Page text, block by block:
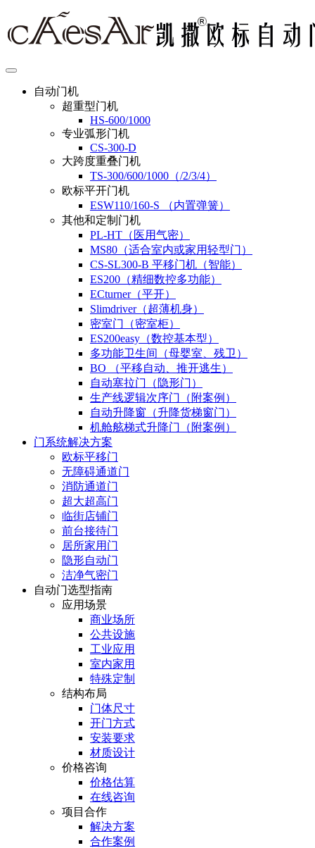
自动门机
超重型门机
HS-600/1000
专业弧形门机
CS-300-D
大跨度重叠门机
TS-300/600/1000（/2/3/4）
欧标平开门机
ESW110/160-S （内置弹簧）
其他和定制门机
PL-HT（医用气密）
MS80（适合室内或家用轻型门）
CS-SL300-B 平移门机（智能）
ES200（精细数控多功能）
ECturner（平开）
Slimdriver（超薄机身）
密室门（密室柜）
ES200easy（数控基本型）
多功能卫生间（母婴室、残卫）
BO （平移自动、推开逃生）
自动塞拉门（隐形门）
生产线逻辑次序门（附案例）
自动升降窗（升降货梯窗门）
机舱舷梯式升降门（附案例）
门系统解决方案
欧标平移门
无障碍通道门
消防通道门
超大超高门
临街店铺门
前台接待门
居所家用门
隐形自动门
洁净气密门
自动门选型指南
应用场景
商业场所
公共设施
工业应用
室内家用
特殊定制
结构布局
门体尺寸
开门方式
安装要求
材质设计
价格咨询
价格估算
在线咨询
项目合作
解决方案
合作案例